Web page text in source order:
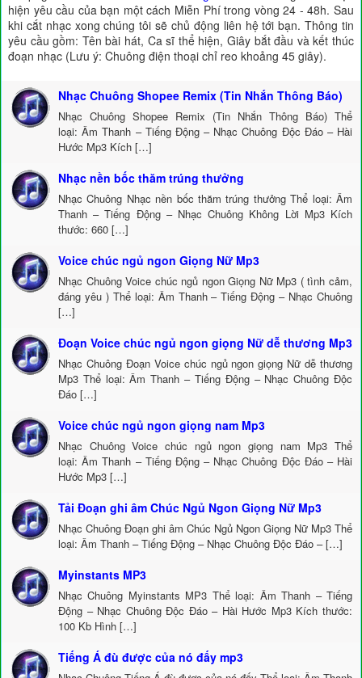
hiện yêu cầu của bạn một cách Miễn Phí trong vòng 24 - 48h. Sau
khi cắt nhạc xong chúng tôi sẽ chủ động liên hệ tới bạn. Thông tin
yêu cầu gồm: Tên bài hát, Ca sĩ thể hiện, Giây bắt đầu và kết thúc
đoạn nhạc (Lưu ý: Chuông điện thoại chỉ reo khoảng 45 giây).
Nhạc Chuông Shopee Remix (Tin Nhắn Thông Báo)
Nhạc Chuông Shopee Remix (Tin Nhắn Thông Báo) Thể
loại: Âm Thanh – Tiếng Động – Nhạc Chuông Độc Đáo – Hài
Hước Mp3 Kích […]
Nhạc nền bốc thăm trúng thưởng
Nhạc Chuông Nhạc nền bốc thăm trúng thưởng Thể loại: Âm
Thanh – Tiếng Động – Nhạc Chuông Không Lời Mp3 Kích
thước: 660 […]
Voice chúc ngủ ngon Giọng Nữ Mp3
Nhạc Chuông Voice chúc ngủ ngon Giọng Nữ Mp3 ( tình cảm,
đáng yêu ) Thể loại: Âm Thanh – Tiếng Động – Nhạc Chuông
[…]
Đoạn Voice chúc ngủ ngon giọng Nữ dễ thương Mp3
Nhạc Chuông Đoạn Voice chúc ngủ ngon giọng Nữ dễ thương
Mp3 Thể loại: Âm Thanh – Tiếng Động – Nhạc Chuông Độc
Đáo […]
Voice chúc ngủ ngon giọng nam Mp3
Nhạc Chuông Voice chúc ngủ ngon giọng nam Mp3 Thể
loại: Âm Thanh – Tiếng Động – Nhạc Chuông Độc Đáo – Hài
Hước Mp3 […]
Tải Đoạn ghi âm Chúc Ngủ Ngon Giọng Nữ Mp3
Nhạc Chuông Đoạn ghi âm Chúc Ngủ Ngon Giọng Nữ Mp3 Thể
loại: Âm Thanh – Tiếng Động – Nhạc Chuông Độc Đáo – […]
Myinstants MP3
Nhạc Chuông Myinstants MP3 Thể loại: Âm Thanh – Tiếng
Động – Nhạc Chuông Độc Đáo – Hài Hước Mp3 Kích thước:
100 Kb Hình […]
Tiếng Á đù được của nó đấy mp3